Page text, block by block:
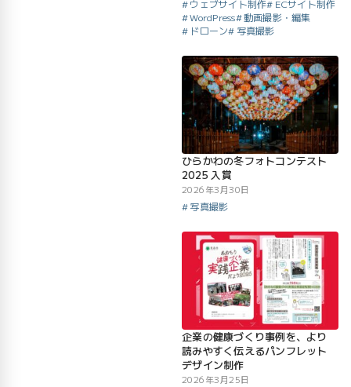
ウェブサイト制作
ECサイト制作
WordPress
動画撮影・編集
ドローン
写真撮影
ひらかわの冬フォトコンテスト
2025 入賞
2026年3月30日
写真撮影
企業の健康づくり事例を、より
読みやすく伝えるパンフレット
デザイン制作
2026年3月25日